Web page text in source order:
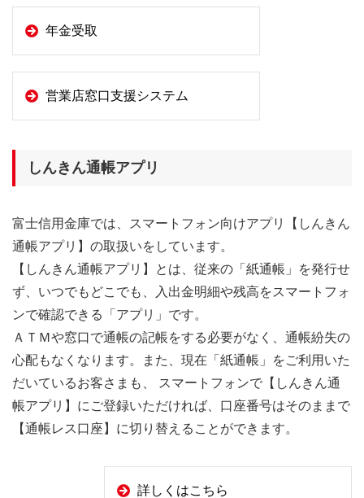
年金受取
営業店窓口支援システム
しんきん通帳アプリ
富士信用金庫では、スマートフォン向けアプリ【しんきん
通帳アプリ】の取扱いをしています。
【しんきん通帳アプリ】とは、従来の「紙通帳」を発行せ
ず、いつでもどこでも、入出金明細や残高をスマートフォ
ンで確認できる「アプリ」です。
ＡＴＭや窓口で通帳の記帳をする必要がなく、通帳紛失の
心配もなくなります。また、現在「紙通帳」をご利用いた
だいているお客さまも、 スマートフォンで【しんきん通
帳アプリ】にご登録いただければ、口座番号はそのままで
【通帳レス口座】に切り替えることができます。
詳しくはこちら